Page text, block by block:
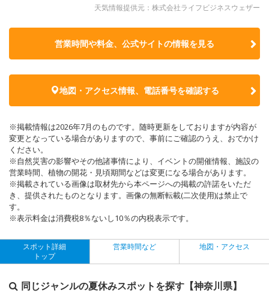
天気情報提供元：株式会社ライフビジネスウェザー
営業時間や料金、公式サイトの情報を見る
地図・アクセス情報、電話番号を確認する
※掲載情報は2026年7月のものです。随時更新をしておりますが内容が
変更となっている場合がありますので、事前にご確認のうえ、おでかけ
ください。
※自然災害の影響やその他諸事情により、イベントの開催情報、施設の
営業時間、植物の開花・見頃期間などは変更になる場合があります。
※掲載されている画像は取材先から本ページへの掲載の許諾をいただ
き、提供されたものとなります。画像の無断転載(二次使用)は禁止で
す。
※表示料金は消費税8％ないし10％の内税表示です。
スポット詳細
トップ
営業時間など 地図・アクセス
同じジャンルの夏休みスポットを探す【神奈川県】